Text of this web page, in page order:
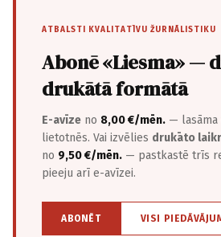
ATBALSTI KVALITATĪVU ŽURNĀLISTIKU
Abonē «Liesma» —
drukātā formātā
E-avīze no 8,00 €/mēn. — lasāma
lietotnēs. Vai izvēlies drukāto
no 9,50 €/mēn. — pastkastē trīs
pieeju arī e-avīzei.
ABONĒT VISI